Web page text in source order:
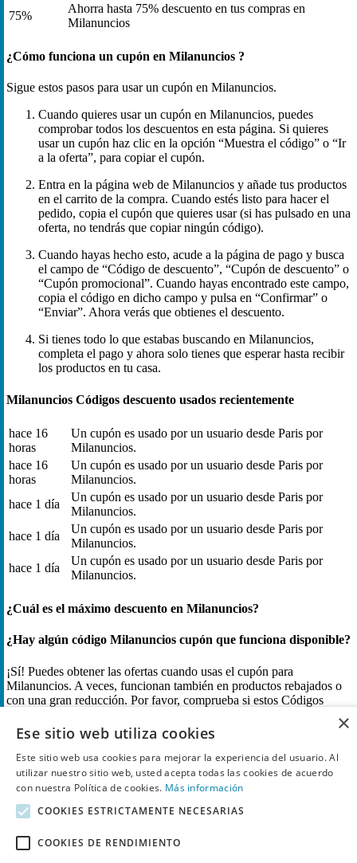
75%
Ahorra hasta 75% descuento en tus compras en
Milanuncios
¿Cómo funciona un cupón en Milanuncios ?
Sigue estos pasos para usar un cupón en Milanuncios.
Cuando quieres usar un cupón en Milanuncios, puedes
comprobar todos los descuentos en esta página. Si quieres
usar un cupón haz clic en la opción “Muestra el código” o “Ir
a la oferta”, para copiar el cupón.
Entra en la página web de Milanuncios y añade tus productos
en el carrito de la compra. Cuando estés listo para hacer el
pedido, copia el cupón que quieres usar (si has pulsado en una
oferta, no tendrás que copiar ningún código).
Cuando hayas hecho esto, acude a la página de pago y busca
el campo de “Código de descuento”, “Cupón de descuento” o
“Cupón promocional”. Cuando hayas encontrado este campo,
copia el código en dicho campo y pulsa en “Confirmar” o
“Enviar”. Ahora verás que obtienes el descuento.
Si tienes todo lo que estabas buscando en Milanuncios,
completa el pago y ahora solo tienes que esperar hasta recibir
los productos en tu casa.
Milanuncios Códigos descuento usados recientemente
hace 16
horas
Un cupón es usado por un usuario desde Paris por
Milanuncios.
hace 16
horas
Un cupón es usado por un usuario desde Paris por
Milanuncios.
hace 1 día
Un cupón es usado por un usuario desde Paris por
Milanuncios.
hace 1 día
Un cupón es usado por un usuario desde Paris por
Milanuncios.
hace 1 día
Un cupón es usado por un usuario desde Paris por
Milanuncios.
¿Cuál es el máximo descuento en Milanuncios?
¿Hay algún código Milanuncios cupón que funciona disponible?
¡Sí! Puedes obtener las ofertas cuando usas el cupón para
Milanuncios. A veces, funcionan también en productos rebajados o
con una gran reducción. Por favor, comprueba si estos Códigos
Usa el cupón en productos rebajados en Milanuncios. Actualmente
obtendrás 75% de descuento on productos específicos. Cuando usas
este cupón puedes obtener un descuento extra en tu compra. Por
favor, comprueba las condiciones que se aplican al uso de dicho
cupón.
×
Ese sitio web utiliza cookies
Este sitio web usa cookies para mejorar la experiencia del usuario. Al
utilizar nuestro sitio web, usted acepta todas las cookies de acuerdo
con nuestra Política de cookies. Más información
COOKIES ESTRICTAMENTE NECESARIAS
COOKIES DE RENDIMIENTO